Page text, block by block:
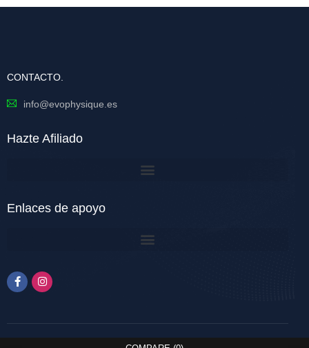
CONTACTO.
info@evophysique.es
Hazte Afiliado
Enlaces de apoyo